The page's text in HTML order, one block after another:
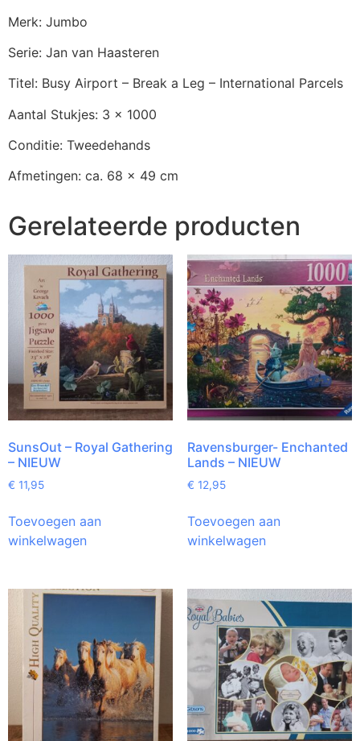
Merk: Jumbo
Serie: Jan van Haasteren
Titel: Busy Airport – Break a Leg – International Parcels
Aantal Stukjes: 3 x 1000
Conditie: Tweedehands
Afmetingen: ca. 68 x 49 cm
Gerelateerde producten
SunsOut – Royal Gathering
– NIEUW
€ 11,95
Toevoegen aan
winkelwagen
Ravensburger- Enchanted
Lands – NIEUW
€ 12,95
Toevoegen aan
winkelwagen